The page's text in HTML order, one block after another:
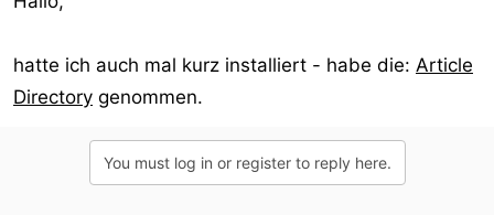
hatte ich auch mal kurz installiert - habe die: Article
Directory genommen.
You must log in or register to reply here.